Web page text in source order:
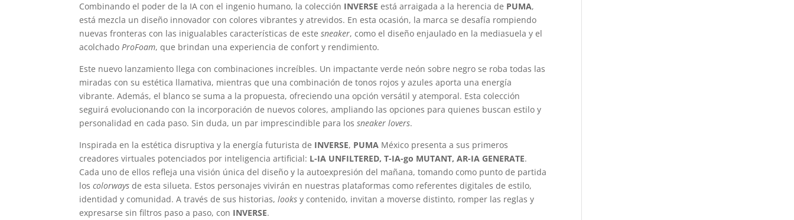
Combinando el poder de la IA con el ingenio humano, la colección INVERSE está arraigada a la herencia de PUMA,
está mezcla un diseño innovador con colores vibrantes y atrevidos. En esta ocasión, la marca se desafía rompiendo
nuevas fronteras con las inigualables características de estesneaker, como el diseño enjaulado en la mediasuela y el
acolchadoProFoam, que brindan una experiencia de confort y rendimiento.
Este nuevo lanzamiento llega con combinaciones increíbles. Un impactante verde neón sobre negro se roba todas las
miradas con su estética llamativa, mientras que una combinación de tonos rojos y azules aporta una energía
vibrante. Además, el blanco se suma a la propuesta, ofreciendo una opción versátil y atemporal. Esta colección
seguirá evolucionando con la incorporación de nuevos colores, ampliando las opciones para quienes buscan estilo y
personalidad en cada paso. Sin duda, un par imprescindible para lossneaker lovers.
Inspirada en la estética disruptiva y la energía futurista de INVERSE, PUMA México presenta a sus primeros
creadores virtuales potenciados por inteligencia artificial: L-IA UNFILTERED, T-IA-go MUTANT, AR-IA GENERATE.
Cada uno de ellos refleja una visión única del diseño y la autoexpresión del mañana, tomando como punto de partida
loscolorways de esta silueta. Estos personajes vivirán en nuestras plataformas como referentes digitales de estilo,
identidad y comunidad. A través de sus historias,looks y contenido, invitan a moverse distinto, romper las reglas y
expresarse sin filtros paso a paso, con INVERSE.